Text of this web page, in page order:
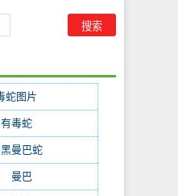
蛇图片
有毒蛇(175)
黑曼巴蛇
曼巴